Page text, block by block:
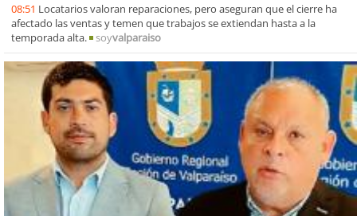
08:51 Locatarios valoran reparaciones, pero aseguran que el cierre ha
afectado las ventas y temen que trabajos se extiendan hasta a la
temporada alta.
soyvalparaiso